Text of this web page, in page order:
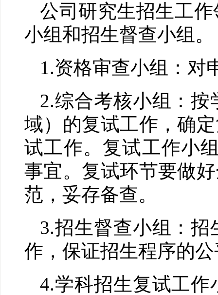
公司研究生招生工
小组和招生督查小组。
1.资格审查小组：对
2.综合考核小组：按
域）的复试工作，确
试工作。复试工作小
事宜。复试环节要做
范，妥存备查。
3.招生督查小组：招
作，保证招生程序的
4.学科招生复试工作